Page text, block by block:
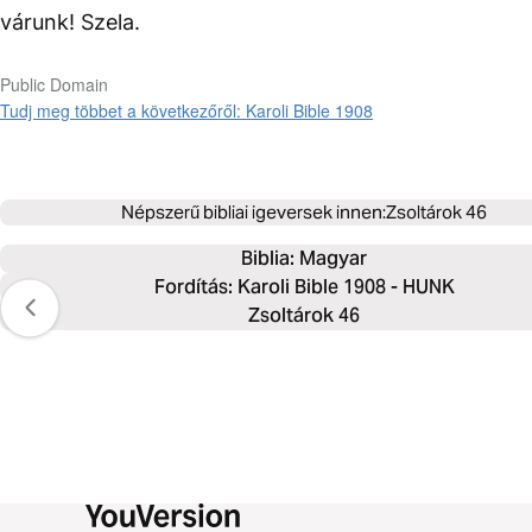
várunk! Szela.
Public Domain
Tudj meg többet a következőről: Karoli Bible 1908
Népszerű bibliai igeversek innen:Zsoltárok 46
Biblia: Magyar
Fordítás: Karoli Bible 1908 - HUNK
Zsoltárok 46